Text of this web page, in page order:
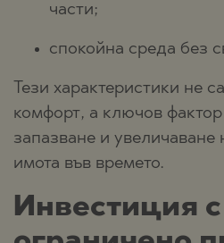
части;
спокойна среда без
Тези характеристики не
комфорт, а ключов фактор
запазване и увеличаване
имота във времето.
Инвестиция с